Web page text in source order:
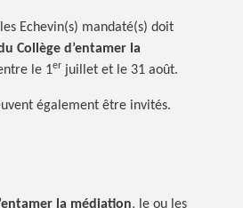
Echevin(s) mandaté(s) doit
Collège d’entamer la
le 1er juillet et le 31 août.
également être invités.
la médiation, le ou les